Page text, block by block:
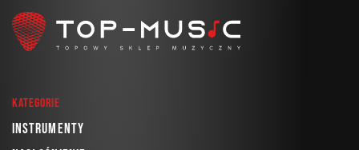
Kategorie
Instrumenty